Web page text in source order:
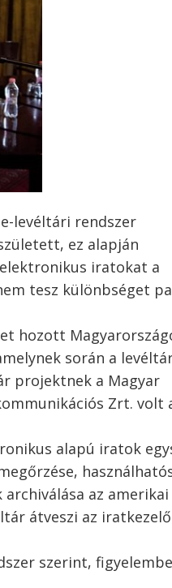
levéltári rendszer
ez alapján
iratokat a
tesz különbséget
hozott
során a
projektnek a Magyar
Zrt. volt
alapú iratok
az amerikai
átveszi az
szerint,